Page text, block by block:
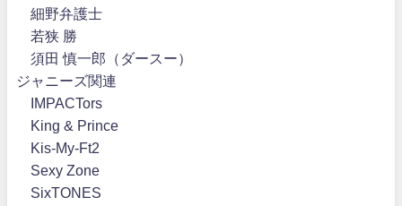
細野弁護士
若狭 勝
須田 慎一郎（ダースー）
ジャニーズ関連
IMPACTors
King & Prince
Kis-My-Ft2
Sexy Zone
SixTONES